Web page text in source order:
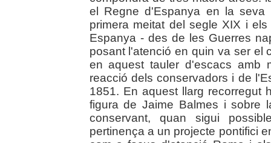
el Regne d'Espanya en la
primera meitat del segle XIX i
Espanya - des de les Guerres
posant l'atenció en quin va ser el
en aquest tauler d'escacs amb
reacció dels conservadors i de
1851. En aquest llarg recorregut
figura de Jaime Balmes i sobre
conservant, quan sigui
pertinença a un projecte pontifici